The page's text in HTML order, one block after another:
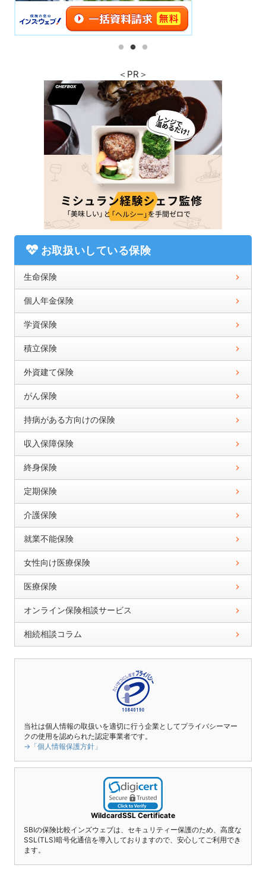
＜PR＞
お取扱いしている保険
生命保険
個人年金保険
学資保険
積立保険
外資建て保険
がん保険
持病がある方向けの保険
収入保障保険
終身保険
定期保険
介護保険
就業不能保険
女性向け医療保険
医療保険
オンライン保険相談サービス
相続相談コラム
当社は個人情報の取扱いを適切に行う企業としてプライバシーマー
クの使用を認められた認定事業者です。
→「個人情報保護方針」
WildcardSSL Certificate
SBIの保険比較インズウェブは、セキュリティー保護のため、高度な
SSL(TLS)暗号化通信を導入しておりますので、安心してご利用でき
ます。